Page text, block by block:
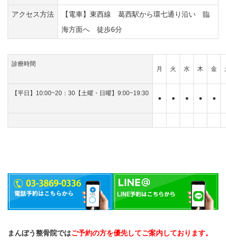
アクセス方法
【電車】東西線 葛西駅から環七通り沿い 臨
海方面へ 徒歩6分
診療時間
月 火 水 木 金
【平日】10:00~20：30【土曜・日曜】9:00~19:30
● ● ● ● ●
まんぼう整骨院ではご予約の方を優先してご案内しております。